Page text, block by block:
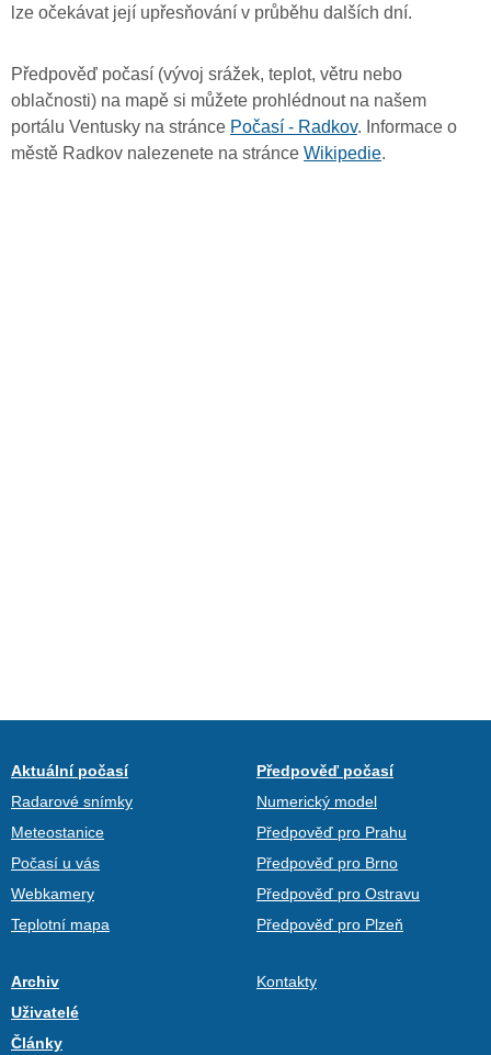
lze očekávat její upřesňování v průběhu dalších dní.
Předpověď počasí (vývoj srážek, teplot, větru nebo
oblačnosti) na mapě si můžete prohlédnout na našem
portálu Ventusky na stránce Počasí - Radkov. Informace o
městě Radkov nalezenete na stránce Wikipedie.
Aktuální počasí
Radarové snímky
Meteostanice
Počasí u vás
Webkamery
Teplotní mapa
Předpověď počasí
Numerický model
Předpověď pro Prahu
Předpověď pro Brno
Předpověď pro Ostravu
Předpověď pro Plzeň
Archiv
Uživatelé
Články
Kontakty